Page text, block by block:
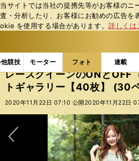
当サイトでは当社の提携先等がお客様のニ
査・分析したり、お客様にお勧めの広告を
okie を使⽤する場合があります。詳しくは
競技 モーター フォト 連載
b
ス
ポ
ル
バ
フォトギャラリー スポーツビ
レースクイーンのONとOFF
トギャラリー【40枚】 (30
2020年11月22日 07:10 公開 2020年11月22日